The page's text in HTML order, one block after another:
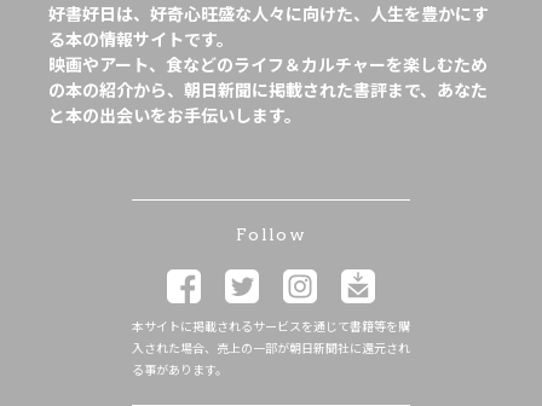
好書好日は、好奇心旺盛な人々に向けた、人生を豊かにす
る本の情報サイトです。
映画やアート、食などのライフ＆カルチャーを楽しむため
の本の紹介から、朝日新聞に掲載された書評まで、あなた
と本の出会いをお手伝いします。
Follow
本サイトに掲載されるサービスを通じて書籍等を購
入された場合、売上の一部が朝日新聞社に還元され
る事があります。